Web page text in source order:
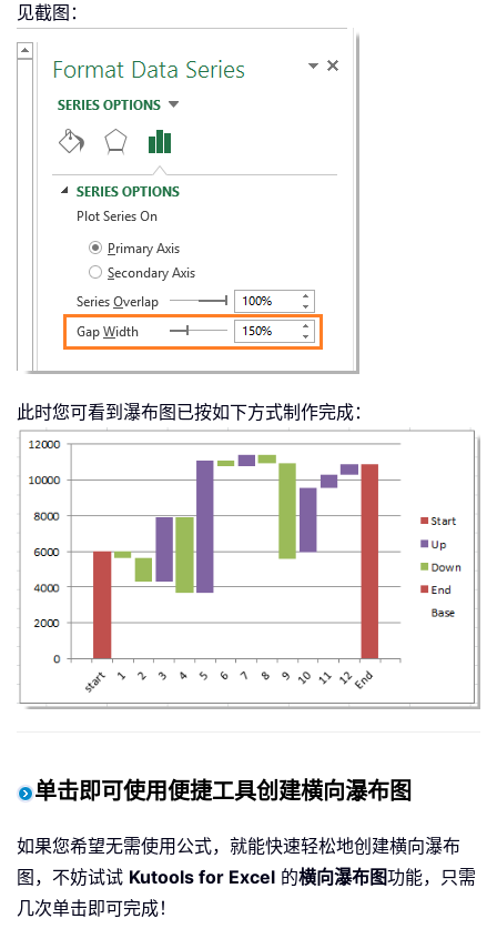
见截图：
此时您可看到瀑布图已按如下方式制作完成：
单击即可使用便捷工具创建横向瀑布图
如果您希望无需使用公式，就能快速轻松地创建横向瀑布
图，不妨试试 Kutools for Excel 的横向瀑布图功能，只需
几次单击即可完成！